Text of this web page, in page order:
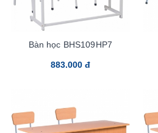
Bàn học BHS109HP7
883.000 đ